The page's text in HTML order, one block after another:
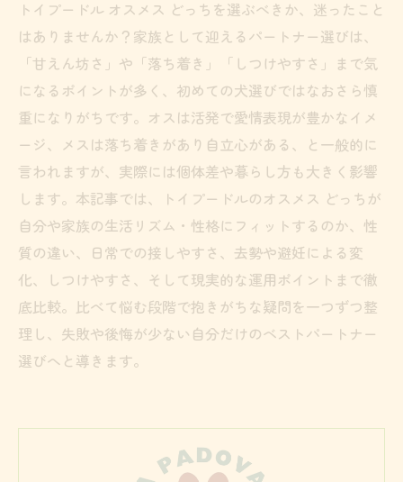
トイプードル オスメス どっちを選ぶべきか、迷ったこと
はありませんか？家族として迎えるパートナー選びは、
「甘えん坊さ」や「落ち着き」「しつけやすさ」まで気
になるポイントが多く、初めての犬選びではなおさら慎
重になりがちです。オスは活発で愛情表現が豊かなイメ
ージ、メスは落ち着きがあり自立心がある、と一般的に
言われますが、実際には個体差や暮らし方も大きく影響
します。本記事では、トイプードルのオスメス どっちが
自分や家族の生活リズム・性格にフィットするのか、性
質の違い、日常での接しやすさ、去勢や避妊による変
化、しつけやすさ、そして現実的な運用ポイントまで徹
底比較。比べて悩む段階で抱きがちな疑問を一つずつ整
理し、失敗や後悔が少ない自分だけのベストパートナー
選びへと導きます。